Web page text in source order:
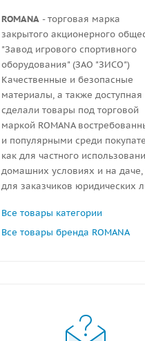
ROMANA - торговая марка
закрытого акционерного
"Завод игрового спортивного
оборудования" (ЗАО "ЗИСО")
Качественные и безопасные
материалы, а также доступная
сделали товары под торговой
маркой ROMANA
и популярными среди
как для частного
домашних условиях и на даче,
для заказчиков юридических
Все товары категории
Все товары бренда ROMANA